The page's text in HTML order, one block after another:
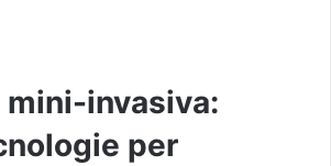
mini-invasiva:
per